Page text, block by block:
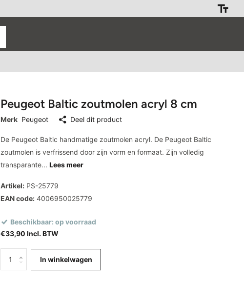
Peugeot Baltic zoutmolen acryl 8 cm
Merk Peugeot Deel dit product
De Peugeot Baltic handmatige zoutmolen acryl. De Peugeot Baltic
zoutmolen is verfrissend door zijn vorm en formaat. Zijn volledig
transparante... Lees meer
Artikel: PS-25779
EAN code: 4006950025779
Beschikbaar: op voorraad
€33,90 Incl. BTW
In winkelwagen